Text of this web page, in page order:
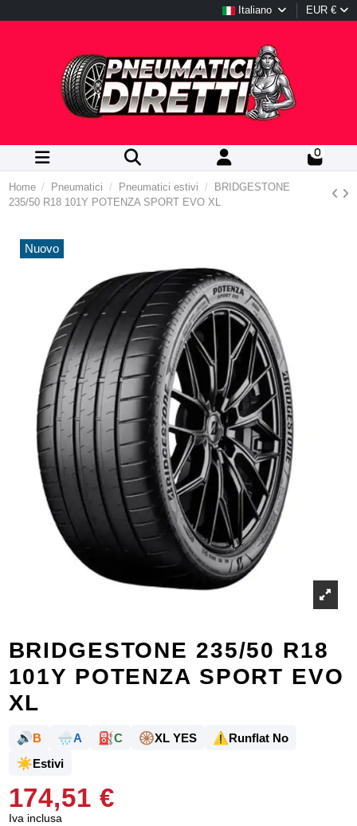
Italiano EUR €
0
Home Pneumatici Pneumatici estivi
BRIDGESTONE
235/50 R18 101Y POTENZA SPORT EVO XL
Nuovo
BRIDGESTONE 235/50 R18
101Y POTENZA SPORT EVO
XL
🔊B 🌧️A ⛽C 🛞XL YES ⚠️Runflat No
☀️Estivi
174,51 €
Iva inclusa